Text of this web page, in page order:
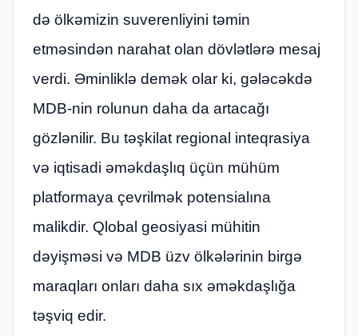
də ölkəmizin suverenliyini təmin
etməsindən narahat olan dövlətlərə mesaj
verdi. Əminliklə demək olar ki, gələcəkdə
MDB-nin rolunun daha da artacağı
gözlənilir. Bu təşkilat regional inteqrasiya
və iqtisadi əməkdaşlıq üçün mühüm
platformaya çevrilmək potensialına
malikdir. Qlobal geosiyasi mühitin
dəyişməsi və MDB üzv ölkələrinin birgə
maraqları onları daha sıx əməkdaşlığa
təşviq edir.